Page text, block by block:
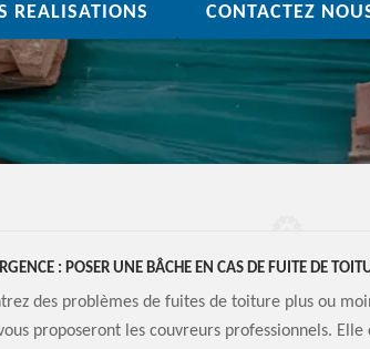
REALISATIONS CONTACTEZ
: POSER UNE BÂCHE EN CAS DE FUITE DE
des problèmes de fuites de toiture plus ou
proposeront les couvreurs professionnels.